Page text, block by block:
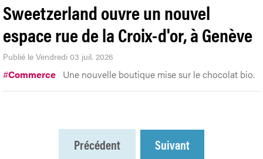
Sweetzerland ouvre un nouvel
espace rue de la Croix-d'or, à Genève
Publié le Vendredi 03 juil. 2026
#Commerce Une nouvelle boutique mise sur le chocolat bio.
Précédent Suivant